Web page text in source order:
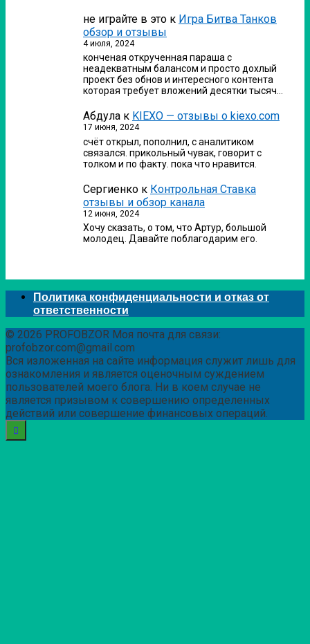
не играйте в это к Игра Битва Танков
обзор и отзывы
4 июля, 2024
конченая открученная параша с
неадекватным балансом и просто дохлый
проект без обнов и интересного контента
которая требует вложений десятки тысяч…
Абдула к KIEXO — отзывы о kiexo.com
17 июня, 2024
счёт открыл, пополнил, с аналитиком
связался. прикольный чувак, говорит с
толком и по факту. пока что нравится.
Сергиенко к Контрольная Ставка
отзывы и обзор канала
12 июня, 2024
Хочу сказать, о том, что Артур, большой
молодец. Давайте поблагодарим его.
Политика конфиденциальности и отказ от
ответственности
© 2026 PROFOBZOR Моя почта для связи:
profobzor.com@gmail.com
Вся изложенная на сайте информация служит лишь для
ознакомления и является оценочным суждением
пользователей моего блога. Ни в коем случае не
является призывом к совершению определенных
действий или совершение финансовых операций.